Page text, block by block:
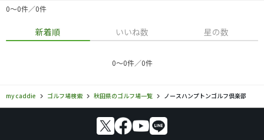
0〜0件／0件
新着順 いいね数 星の数
0〜0件／0件
my caddie ゴルフ場検索 秋田県のゴルフ場一覧 ノースハンプトンゴルフ倶楽部